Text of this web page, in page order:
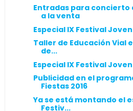
Entradas para concierto
a la venta
Especial IX Festival
Taller de Educación Vial
de...
Especial IX Festival
Publicidad en el
Fiestas 2016
Ya se está montando el
Festiv...